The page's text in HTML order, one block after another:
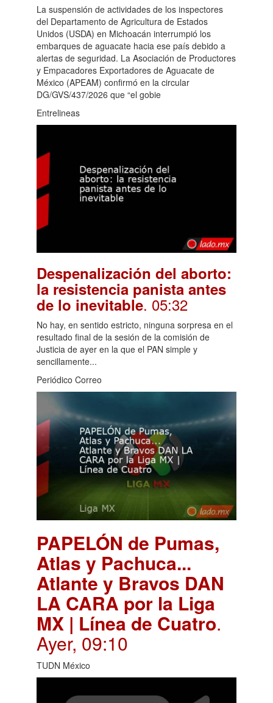
La suspensión de actividades de los inspectores
del Departamento de Agricultura de Estados
Unidos (USDA) en Michoacán interrumpió los
embarques de aguacate hacia ese país debido a
alertas de seguridad. La Asociación de Productores
y Empacadores Exportadores de Aguacate de
México (APEAM) confirmó en la circular
DG/GVS/437/2026 que “el gobie
Entrelineas
Despenalización del aborto:
la resistencia panista antes
de lo inevitable. 05:32
No hay, en sentido estricto, ninguna sorpresa en el
resultado final de la sesión de la comisión de
Justicia de ayer en la que el PAN simple y
sencillamente...
Periódico Correo
PAPELÓN de Pumas,
Atlas y Pachuca...
Atlante y Bravos DAN
LA CARA por la Liga
MX | Línea de Cuatro.
Ayer, 09:10
TUDN México